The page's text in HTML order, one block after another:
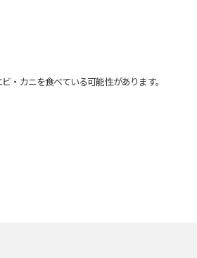
カニを食べている可能性があります。